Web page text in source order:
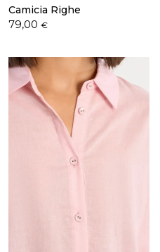
Camicia Righe
79,00 €